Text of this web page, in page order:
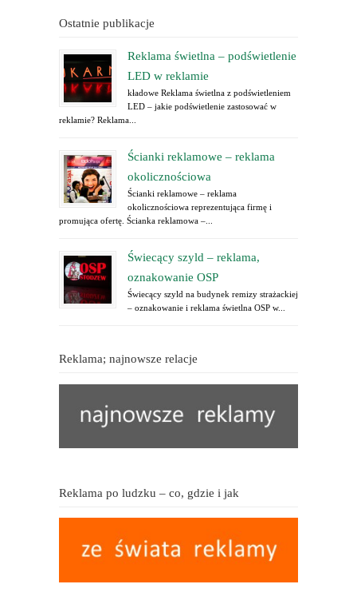
Ostatnie publikacje
Reklama świetlna – podświetlenie
LED w reklamie
kładowe Reklama świetlna z podświetleniem
LED – jakie podświetlenie zastosować w
reklamie? Reklama...
Ścianki reklamowe – reklama
okolicznościowa
Ścianki reklamowe – reklama
okolicznościowa reprezentująca firmę i
promująca ofertę. Ścianka reklamowa –...
Świecący szyld – reklama,
oznakowanie OSP
Świecący szyld na budynek remizy strażackiej
– oznakowanie i reklama świetlna OSP w...
Reklama; najnowsze relacje
Reklama po ludzku – co, gdzie i jak